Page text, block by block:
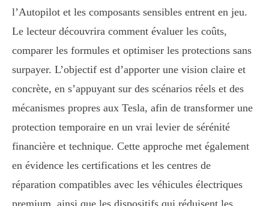
l’Autopilot et les composants sensibles entrent en jeu.
Le lecteur découvrira comment évaluer les coûts,
comparer les formules et optimiser les protections sans
surpayer. L’objectif est d’apporter une vision claire et
concrète, en s’appuyant sur des scénarios réels et des
mécanismes propres aux Tesla, afin de transformer une
protection temporaire en un vrai levier de sérénité
financière et technique. Cette approche met également
en évidence les certifications et les centres de
réparation compatibles avec les véhicules électriques